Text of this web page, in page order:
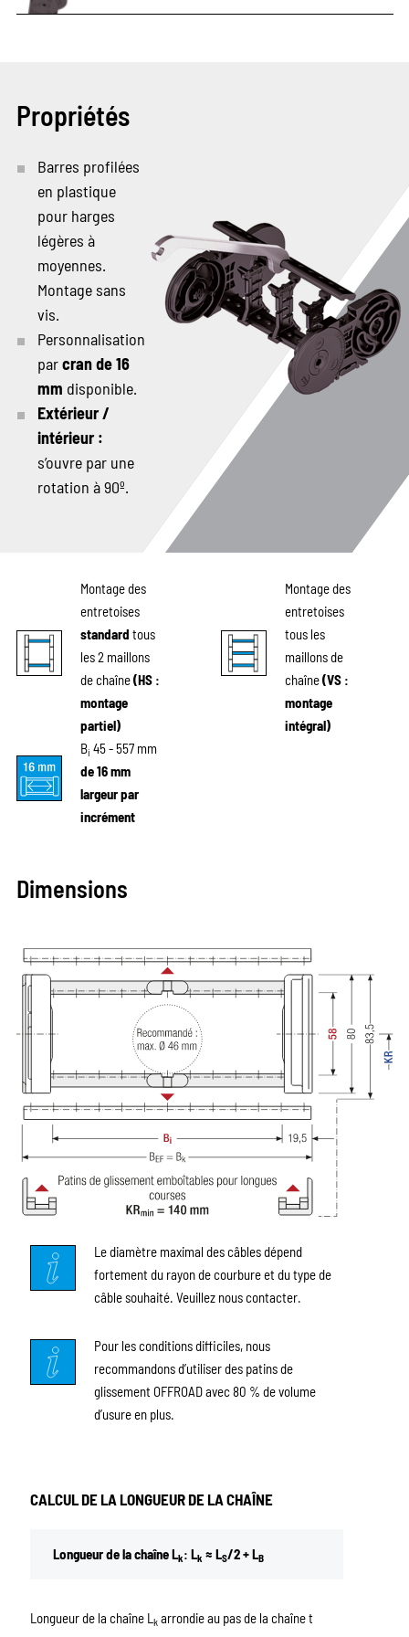
Propriétés
Barres profilées
en plastique
pour harges
légères à
moyennes.
Montage sans
vis.
Personnalisation
parcran de 16
mm disponible.
Extérieur /
intérieur :
s’ouvre par une
rotation à 90º.
Montage des
entretoises
standard tous
les 2 maillons
de chaîne(HS :
montage
partiel)
Montage des
entretoises
tous les
maillons de
chaîne(VS :
montage
intégral)
Bi 45 - 557 mm
de 16 mm
largeur par
incrément
Dimensions
Le diamètre maximal des câbles dépend
fortement du rayon de courbure et du type de
câble souhaité. Veuillez nous contacter.
Pour les conditions difficiles, nous
recommandons d’utiliser des patins de
glissement OFFROAD avec 80 % de volume
d’usure en plus.
CALCUL DE LA LONGUEUR DE LA CHAÎNE
Longueur de la chaîne Lk: Lk ≈ LS/2 + LB
Longueur de la chaîne L karrondie au pas de la chaîne t